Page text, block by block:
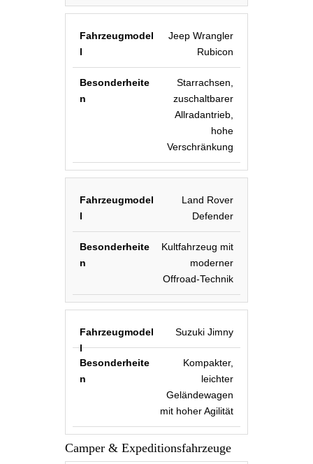
Jeep Wrangler
Rubicon
Starrachsen,
zuschaltbarer
Allradantrieb,
hohe
Verschränkung
Land Rover
Defender
Kultfahrzeug mit
moderner
Offroad-Technik
Suzuki Jimny
Kompakter,
leichter
Geländewagen
mit hoher Agilität
Camper & Expeditionsfahrzeuge